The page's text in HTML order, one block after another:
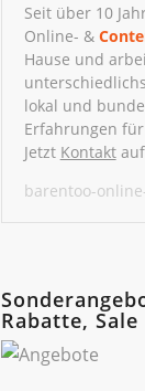
Seit über 10
Online- &
Hause und
lokal und
Erfahrungen
Jetzt Kontakt
barentoo-
Rabatte, Sale